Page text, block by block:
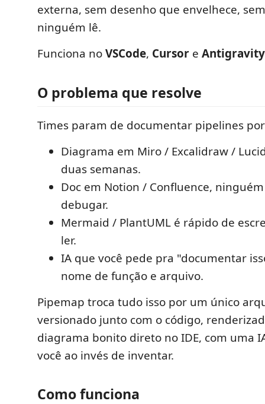
externa, sem desenho que envelhece,
ninguém lê.
Funciona noVSCode, Cursor e Antigravity
O problema que resolve
Times param de documentar pipelines
Diagrama em Miro / Excalidraw /
duas semanas.
Doc em Notion / Confluence,
debugar.
Mermaid / PlantUML é rápido de
ler.
IA que você pede pra "documentar
nome de função e arquivo.
Pipemap troca tudo isso por um único
versionado junto com o código,
diagrama bonito direto no IDE, com uma
você ao invés de inventar.
Como funciona